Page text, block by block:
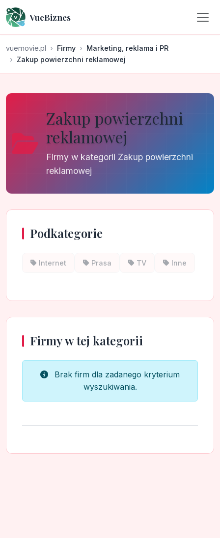
VueBiznes
vuemovie.pl Firmy
Marketing, reklama i PR
Zakup powierzchni reklamowej
Zakup powierzchni
reklamowej
Firmy w kategorii Zakup powierzchni
reklamowej
Podkategorie
Internet Prasa TV Inne
Firmy w tej kategorii
Brak firm dla zadanego kryterium
wyszukiwania.